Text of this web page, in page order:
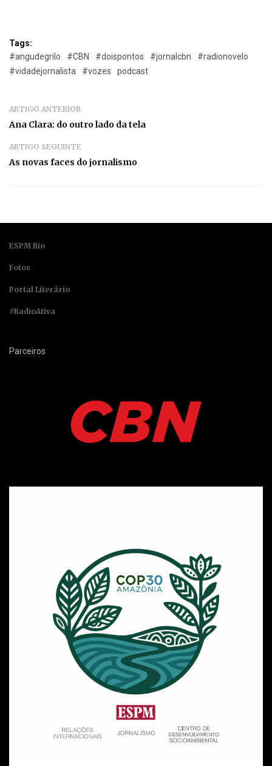
Tags:
#angudegrilo
#CBN #doispontos #jornalcbn
#radionovelo
#vidadejornalista
#vozes podcast
ARTIGO ANTERIOR
Ana Clara: do outro lado da tela
ARTIGO SEGUINTE
As novas faces do jornalismo
ESPM Rio
Fotos
Portal Literário
#RadioAtiva
Parceiros